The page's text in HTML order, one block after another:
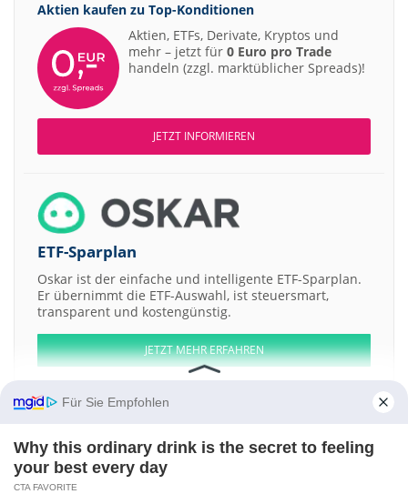
Aktien kaufen zu Top-Konditionen
Aktien, ETFs, Derivate, Kryptos und
mehr – jetzt für 0 Euro pro Trade
handeln (zzgl. marktüblicher Spreads)!
JETZT INFORMIEREN
ETF-Sparplan
Oskar ist der einfache und intelligente ETF-Sparplan.
Er übernimmt die ETF-Auswahl, ist steuersmart,
transparent und kostengünstig.
JETZT MEHR ERFAHREN
Aktien ATX DAX EuroStoxx 50 Dow Jones NASDAQ 100 Nikkei 225
Für Sie Empfohlen
Why this ordinary drink is the secret to feeling
your best every day
CTA FAVORITE